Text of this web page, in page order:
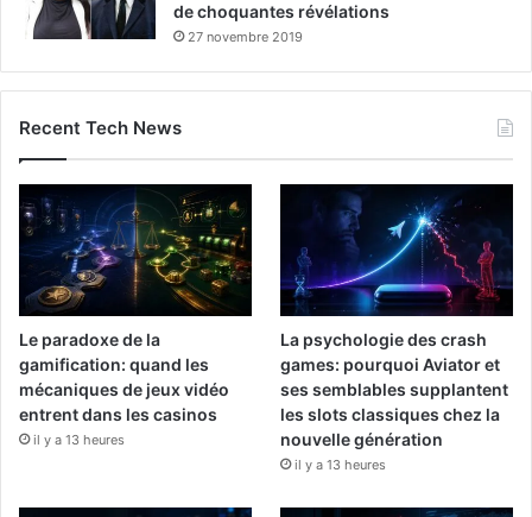
de choquantes révélations
27 novembre 2019
Recent Tech News
Le paradoxe de la
gamification: quand les
mécaniques de jeux vidéo
entrent dans les casinos
il y a 13 heures
La psychologie des crash
games: pourquoi Aviator et
ses semblables supplantent
les slots classiques chez la
nouvelle génération
il y a 13 heures